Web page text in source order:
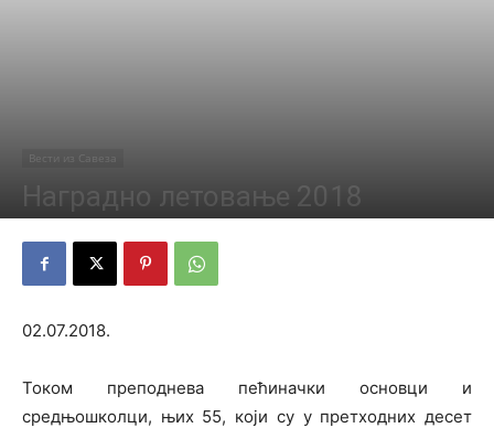
Наградно летовање 2018
02.07.2018.
Током преподнева пећиначки основци и
средњошколци, њих 55, који су у претходних десет